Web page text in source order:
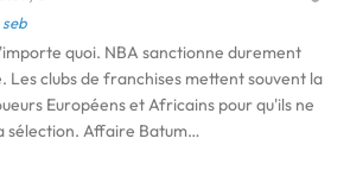
seb
quoi. NBA sanctionne durement
Les clubs de franchises mettent souvent la
Européens et Africains pour qu'ils ne
sélection. Affaire Batum…